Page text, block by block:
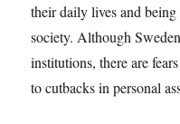
their daily lives and
society. Although
institutions, there are
to cutbacks in personal